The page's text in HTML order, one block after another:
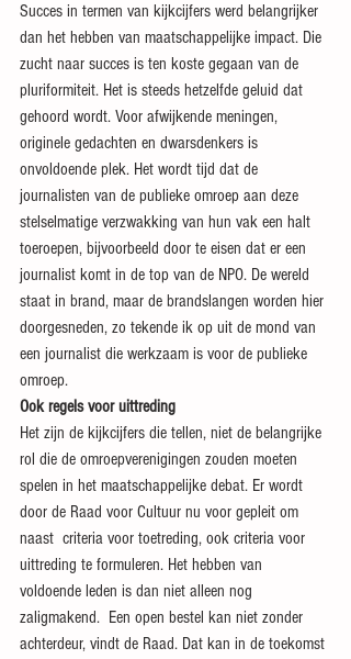
Succes in termen van kijkcijfers werd belangrijker
dan het hebben van maatschappelijke impact. Die
zucht naar succes is ten koste gegaan van de
pluriformiteit. Het is steeds hetzelfde geluid dat
gehoord wordt. Voor afwijkende meningen,
originele gedachten en dwarsdenkers is
onvoldoende plek. Het wordt tijd dat de
journalisten van de publieke omroep aan deze
stelselmatige verzwakking van hun vak een halt
toeroepen, bijvoorbeeld door te eisen dat er een
journalist komt in de top van de NPO. De wereld
staat in brand, maar de brandslangen worden hier
doorgesneden, zo tekende ik op uit de mond van
een journalist die werkzaam is voor de publieke
omroep.
Ook regels voor uittreding
Het zijn de kijkcijfers die tellen, niet de belangrijke
rol die de omroepverenigingen zouden moeten
spelen in het maatschappelijke debat. Er wordt
door de Raad voor Cultuur nu voor gepleit om
naast  criteria voor toetreding, ook criteria voor
uittreding te formuleren. Het hebben van
voldoende leden is dan niet alleen nog
zaligmakend.  Een open bestel kan niet zonder
achterdeur, vindt de Raad. Dat kan in de toekomst